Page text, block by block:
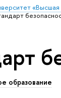
образование